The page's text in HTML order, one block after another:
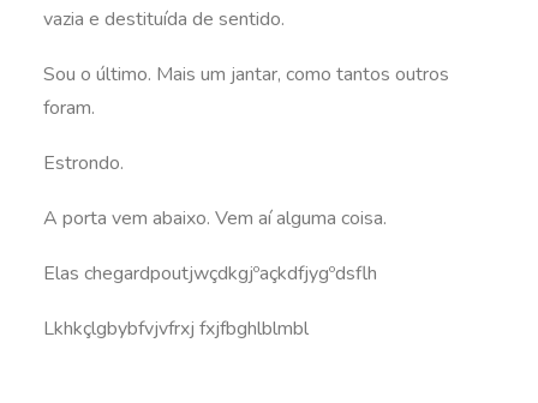
vazia e destituída de sentido.
Sou o último. Mais um jantar, como tantos outros
foram.
Estrondo.
A porta vem abaixo. Vem aí alguma coisa.
Elas chegardpoutjwçdkgjºaçkdfjygºdsflh
Lkhkçlgbybfvjvfrxj fxjfbghlblmbl